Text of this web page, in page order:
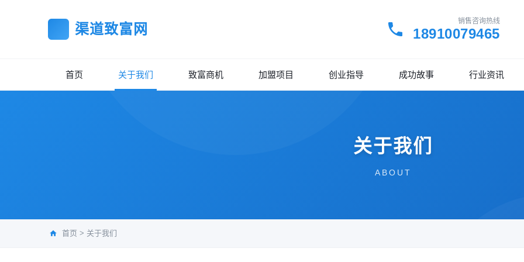
渠道致富网 销售咨询热线
18910079465
首页 关于我们 致富商机 加盟项目 创业指导 成功故事 行业资讯
关于我们
ABOUT
首页 > 关于我们